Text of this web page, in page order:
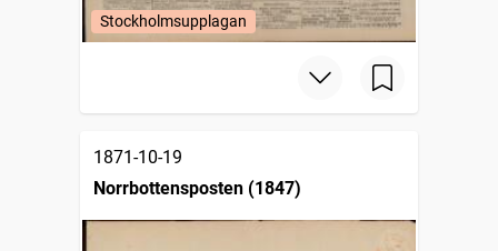
Stockholmsupplagan
1871-10-19
Norrbottensposten (1847)